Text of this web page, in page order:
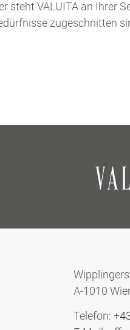
steht VALUITA an Ihrer
zugeschnitten
A-1010
Telefon: